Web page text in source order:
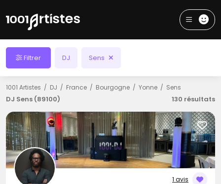
Filtrer DJ Sens
1001 Artistes DJ France Bourgogne Yonne Sens
DJ Sens (89100) 130 résultats
1 avis